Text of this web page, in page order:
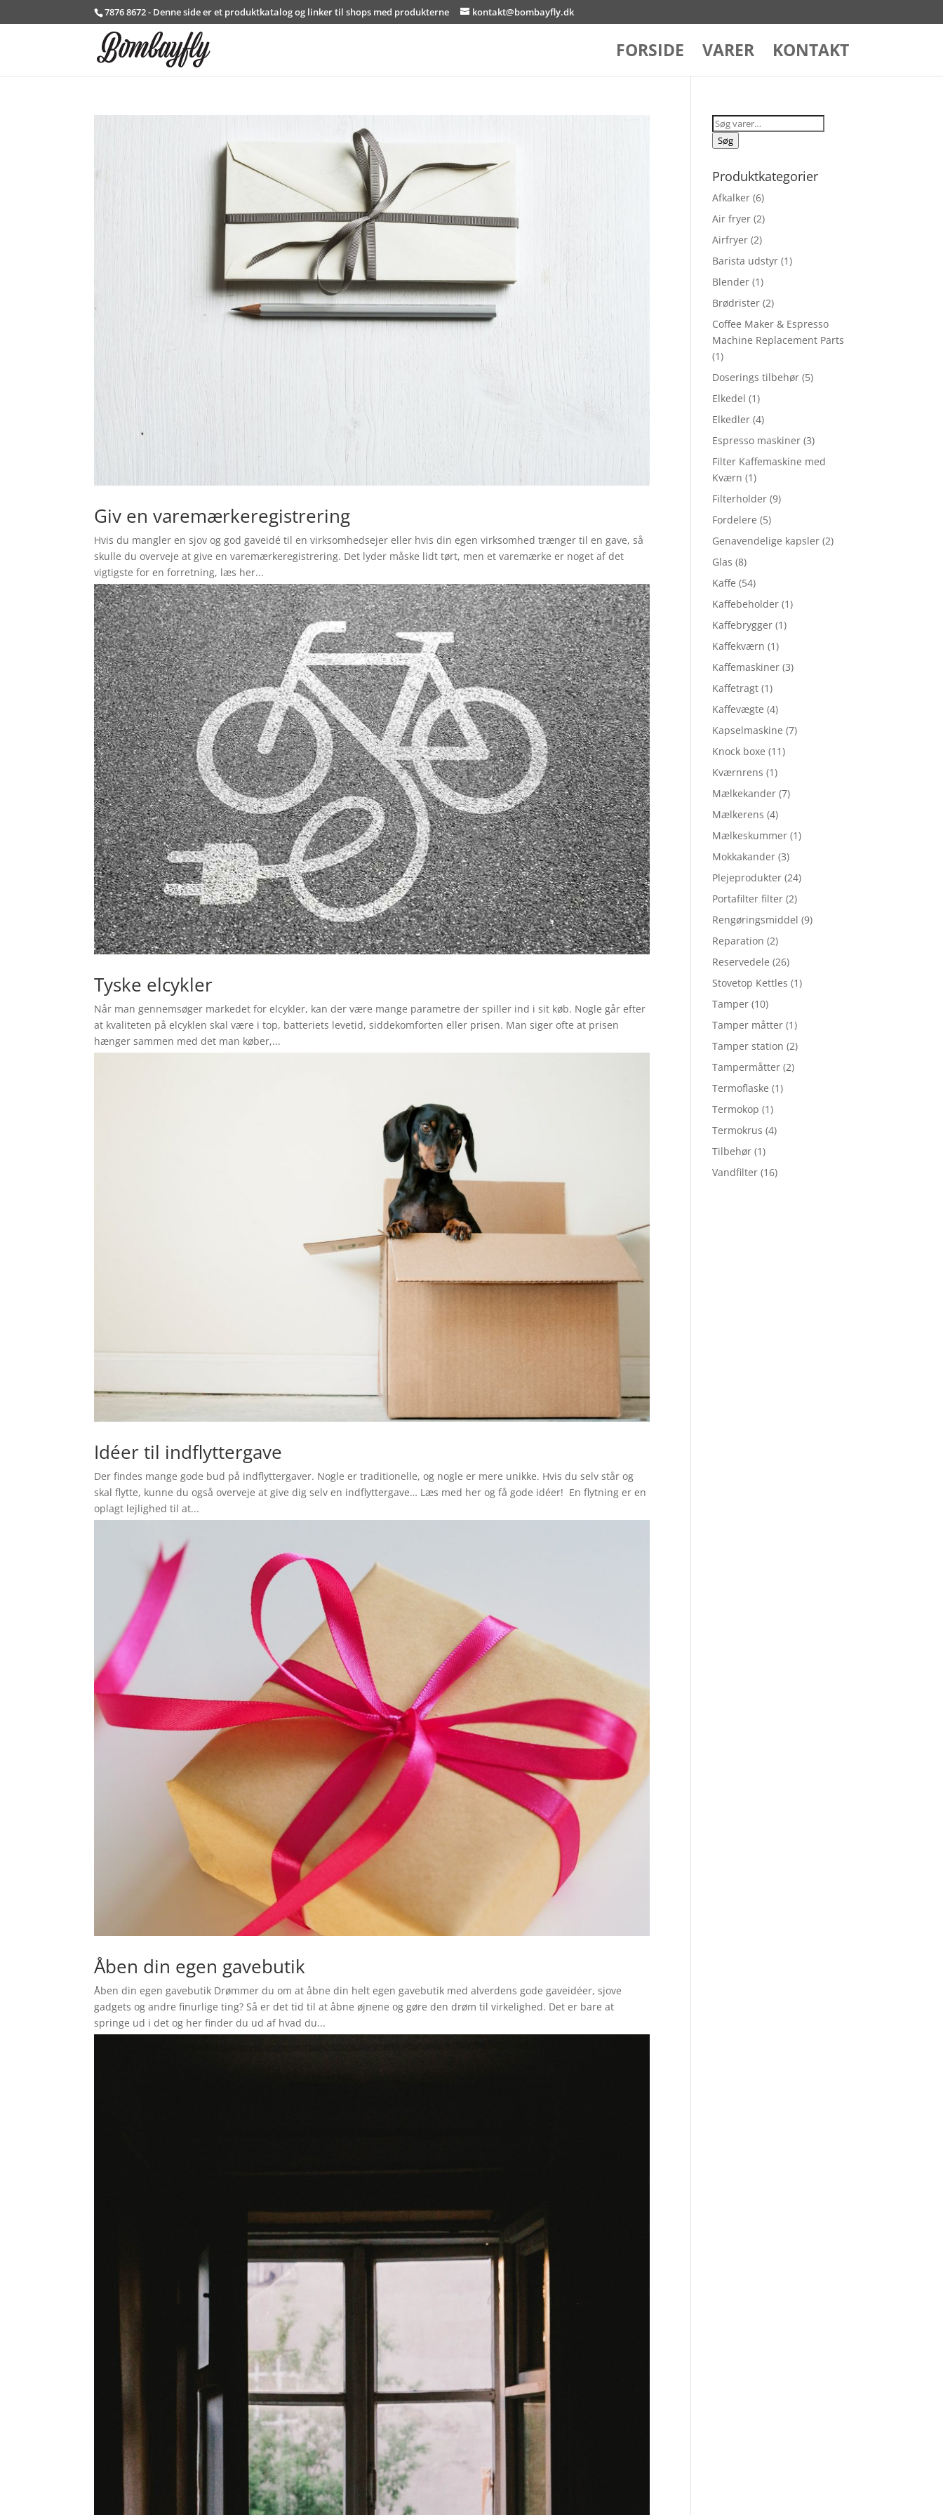
7876 8672 - Denne side er et produktkatalog og linker til shops med produkterne kontakt@bombayfly.dk
FORSIDE VARER KONTAKT
Giv en varemærkeregistrering
Hvis du mangler en sjov og god gaveidé til en virksomhedsejer eller hvis din egen virksomhed trænger til en gave, så
skulle du overveje at give en varemærkeregistrering. Det lyder måske lidt tørt, men et varemærke er noget af det
vigtigste for en forretning, læs her...
Tyske elcykler
Når man gennemsøger markedet for elcykler, kan der være mange parametre der spiller ind i sit køb. Nogle går efter
at kvaliteten på elcyklen skal være i top, batteriets levetid, siddekomforten eller prisen. Man siger ofte at prisen
hænger sammen med det man køber,...
Idéer til indflyttergave
Der findes mange gode bud på indflyttergaver. Nogle er traditionelle, og nogle er mere unikke. Hvis du selv står og
skal flytte, kunne du også overveje at give dig selv en indflyttergave… Læs med her og få gode idéer! En flytning er en
oplagt lejlighed til at...
Åben din egen gavebutik
Åben din egen gavebutik Drømmer du om at åbne din helt egen gavebutik med alverdens gode gaveidéer, sjove
gadgets og andre finurlige ting? Så er det tid til at åbne øjnene og gøre den drøm til virkelighed. Det er bare at
springe ud i det og her finder du ud af hvad du...
Søg
efter:
Søg
Produktkategorier
Afkalker (6)
Air fryer (2)
Airfryer (2)
Barista udstyr (1)
Blender (1)
Brødrister (2)
Coffee Maker & Espresso
Machine Replacement Parts
(1)
Doserings tilbehør (5)
Elkedel (1)
Elkedler (4)
Espresso maskiner (3)
Filter Kaffemaskine med
Kværn (1)
Filterholder (9)
Fordelere (5)
Genavendelige kapsler (2)
Glas (8)
Kaffe (54)
Kaffebeholder (1)
Kaffebrygger (1)
Kaffekværn (1)
Kaffemaskiner (3)
Kaffetragt (1)
Kaffevægte (4)
Kapselmaskine (7)
Knock boxe (11)
Kværnrens (1)
Mælkekander (7)
Mælkerens (4)
Mælkeskummer (1)
Mokkakander (3)
Plejeprodukter (24)
Portafilter filter (2)
Rengøringsmiddel (9)
Reparation (2)
Reservedele (26)
Stovetop Kettles (1)
Tamper (10)
Tamper måtter (1)
Tamper station (2)
Tampermåtter (2)
Termoflaske (1)
Termokop (1)
Termokrus (4)
Tilbehør (1)
Vandfilter (16)